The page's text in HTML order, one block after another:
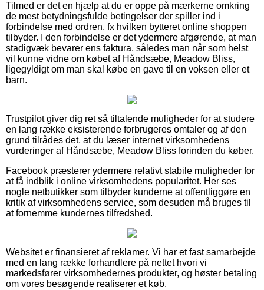
Tilmed er det en hjælp at du er oppe på mærkerne omkring
de mest betydningsfulde betingelser der spiller ind i
forbindelse med ordren, fx hvilken bytteret online shoppen
tilbyder. I den forbindelse er det ydermere afgørende, at man
stadigvæk bevarer ens faktura, således man når som helst
vil kunne vidne om købet af Håndsæbe, Meadow Bliss,
ligegyldigt om man skal købe en gave til en voksen eller et
barn.
Trustpilot giver dig ret så tiltalende muligheder for at studere
en lang række eksisterende forbrugeres omtaler og af den
grund tilrådes det, at du læser internet virksomhedens
vurderinger af Håndsæbe, Meadow Bliss forinden du køber.
Facebook præsterer ydermere relativt stabile muligheder for
at få indblik i online virksomhedens popularitet. Her ses
nogle netbutikker som tilbyder kunderne at offentliggøre en
kritik af virksomhedens service, som desuden må bruges til
at fornemme kundernes tilfredshed.
Websitet er finansieret af reklamer. Vi har et fast samarbejde
med en lang række forhandlere på nettet hvori vi
markedsfører virksomhedernes produkter, og høster betaling
om vores besøgende realiserer et køb.